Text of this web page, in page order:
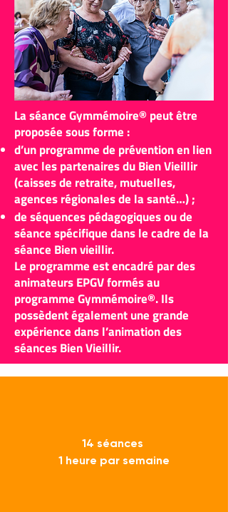
La séance Gymmémoire® peut être
proposée sous forme :
d’un programme de prévention en lien
avec les partenaires du Bien Vieillir
(caisses de retraite, mutuelles,
agences régionales de la santé…) ;
de séquences pédagogiques ou de
séance spécifique dans le cadre de la
séance Bien vieillir.
Le programme est encadré par des
animateurs EPGV formés au
programme Gymmémoire®. Ils
possèdent également une grande
expérience dans l’animation des
séances Bien Vieillir.
14 séances
1 heure par semaine